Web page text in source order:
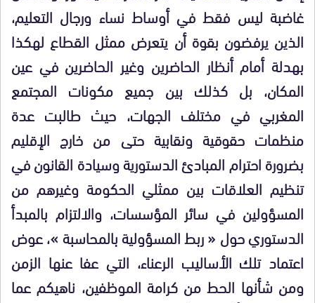
غاضبة ليس فقط في أوساط نساء ورجال التعليم،
الذين يرفضون بقوة أن يتعرض ممثل القطاع لهكذا
بهدلة أمام أنظار الحاضرين وغير الحاضرين في عين
المكان، بل كذلك بين جميع مكونات المجتمع
المغربي في مختلف الجهات، حيث طالبت عدة
منظمات حقوقية ونقابية حتى من خارج الإقليم
بضرورة احترام المبادئ الدستورية وسيادة القانون في
تنظيم العلاقات بين ممثلي الحكومة وغيرهم من
المسؤولين في سائر المؤسسات، والالتزام بالمبدأ
الدستوري حول « ربط المسؤولية بالمحاسبة »، عوض
اعتماد تلك الأساليب الرعناء، التي عفا عنها الزمن
ومن شأنها الحط من كرامة الموظفين، ناهيكم عما